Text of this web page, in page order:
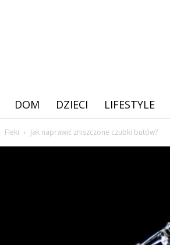
DOM DZIECI LIFESTYLE
Fleki Jak naprawić zniszczone czubki butów?